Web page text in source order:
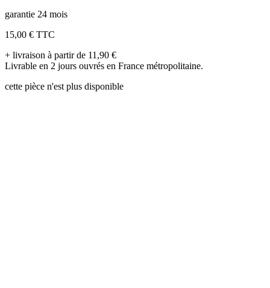
garantie 24 mois
15,00 € TTC
+ livraison à partir de 11,90 €
Livrable en 2 jours ouvrés en France métropolitaine.
cette pièce n'est plus disponible